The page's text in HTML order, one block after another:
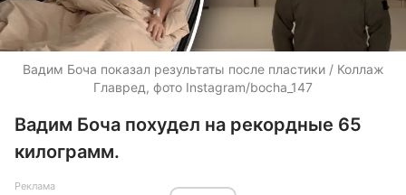
Вадим Боча показал результаты после пластики / Коллаж
Главред, фото Instagram/bocha_147
Вадим Боча похудел на рекордные 65
килограмм.
Реклама